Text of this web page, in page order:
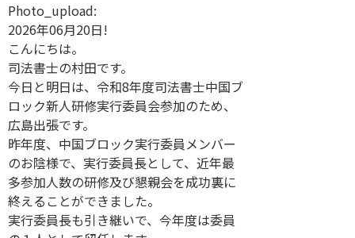
Photo_upload:
2026年06月20日!
こんにちは。
司法書士の村田です。
今日と明日は、令和8年度司法書士中国ブ
ロック新人研修実行委員会参加のため、
広島出張です。
昨年度、中国ブロック実行委員メンバー
のお陰様で、実行委員長として、近年最
多参加人数の研修及び懇親会を成功裏に
終えることができました。
実行委員長も引き継いで、今年度は委員